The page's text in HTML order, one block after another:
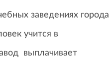
заведениях города
учится в
выплачивает